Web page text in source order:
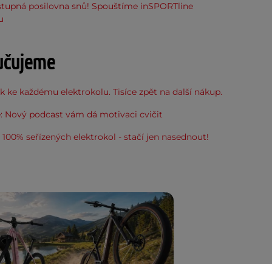
posilovna snů! Spouštíme inSPORTline
ke každému elektrokolu. Tisíce zpět na další nákup.
Nový podcast vám dá motivaci cvičit
100% seřízených elektrokol - stačí jen nasednout!